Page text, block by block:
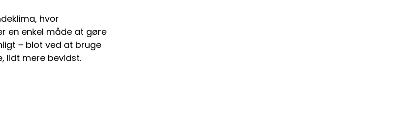
hvor
en enkel måde at gøre
– blot ved at bruge
lidt mere bevidst.